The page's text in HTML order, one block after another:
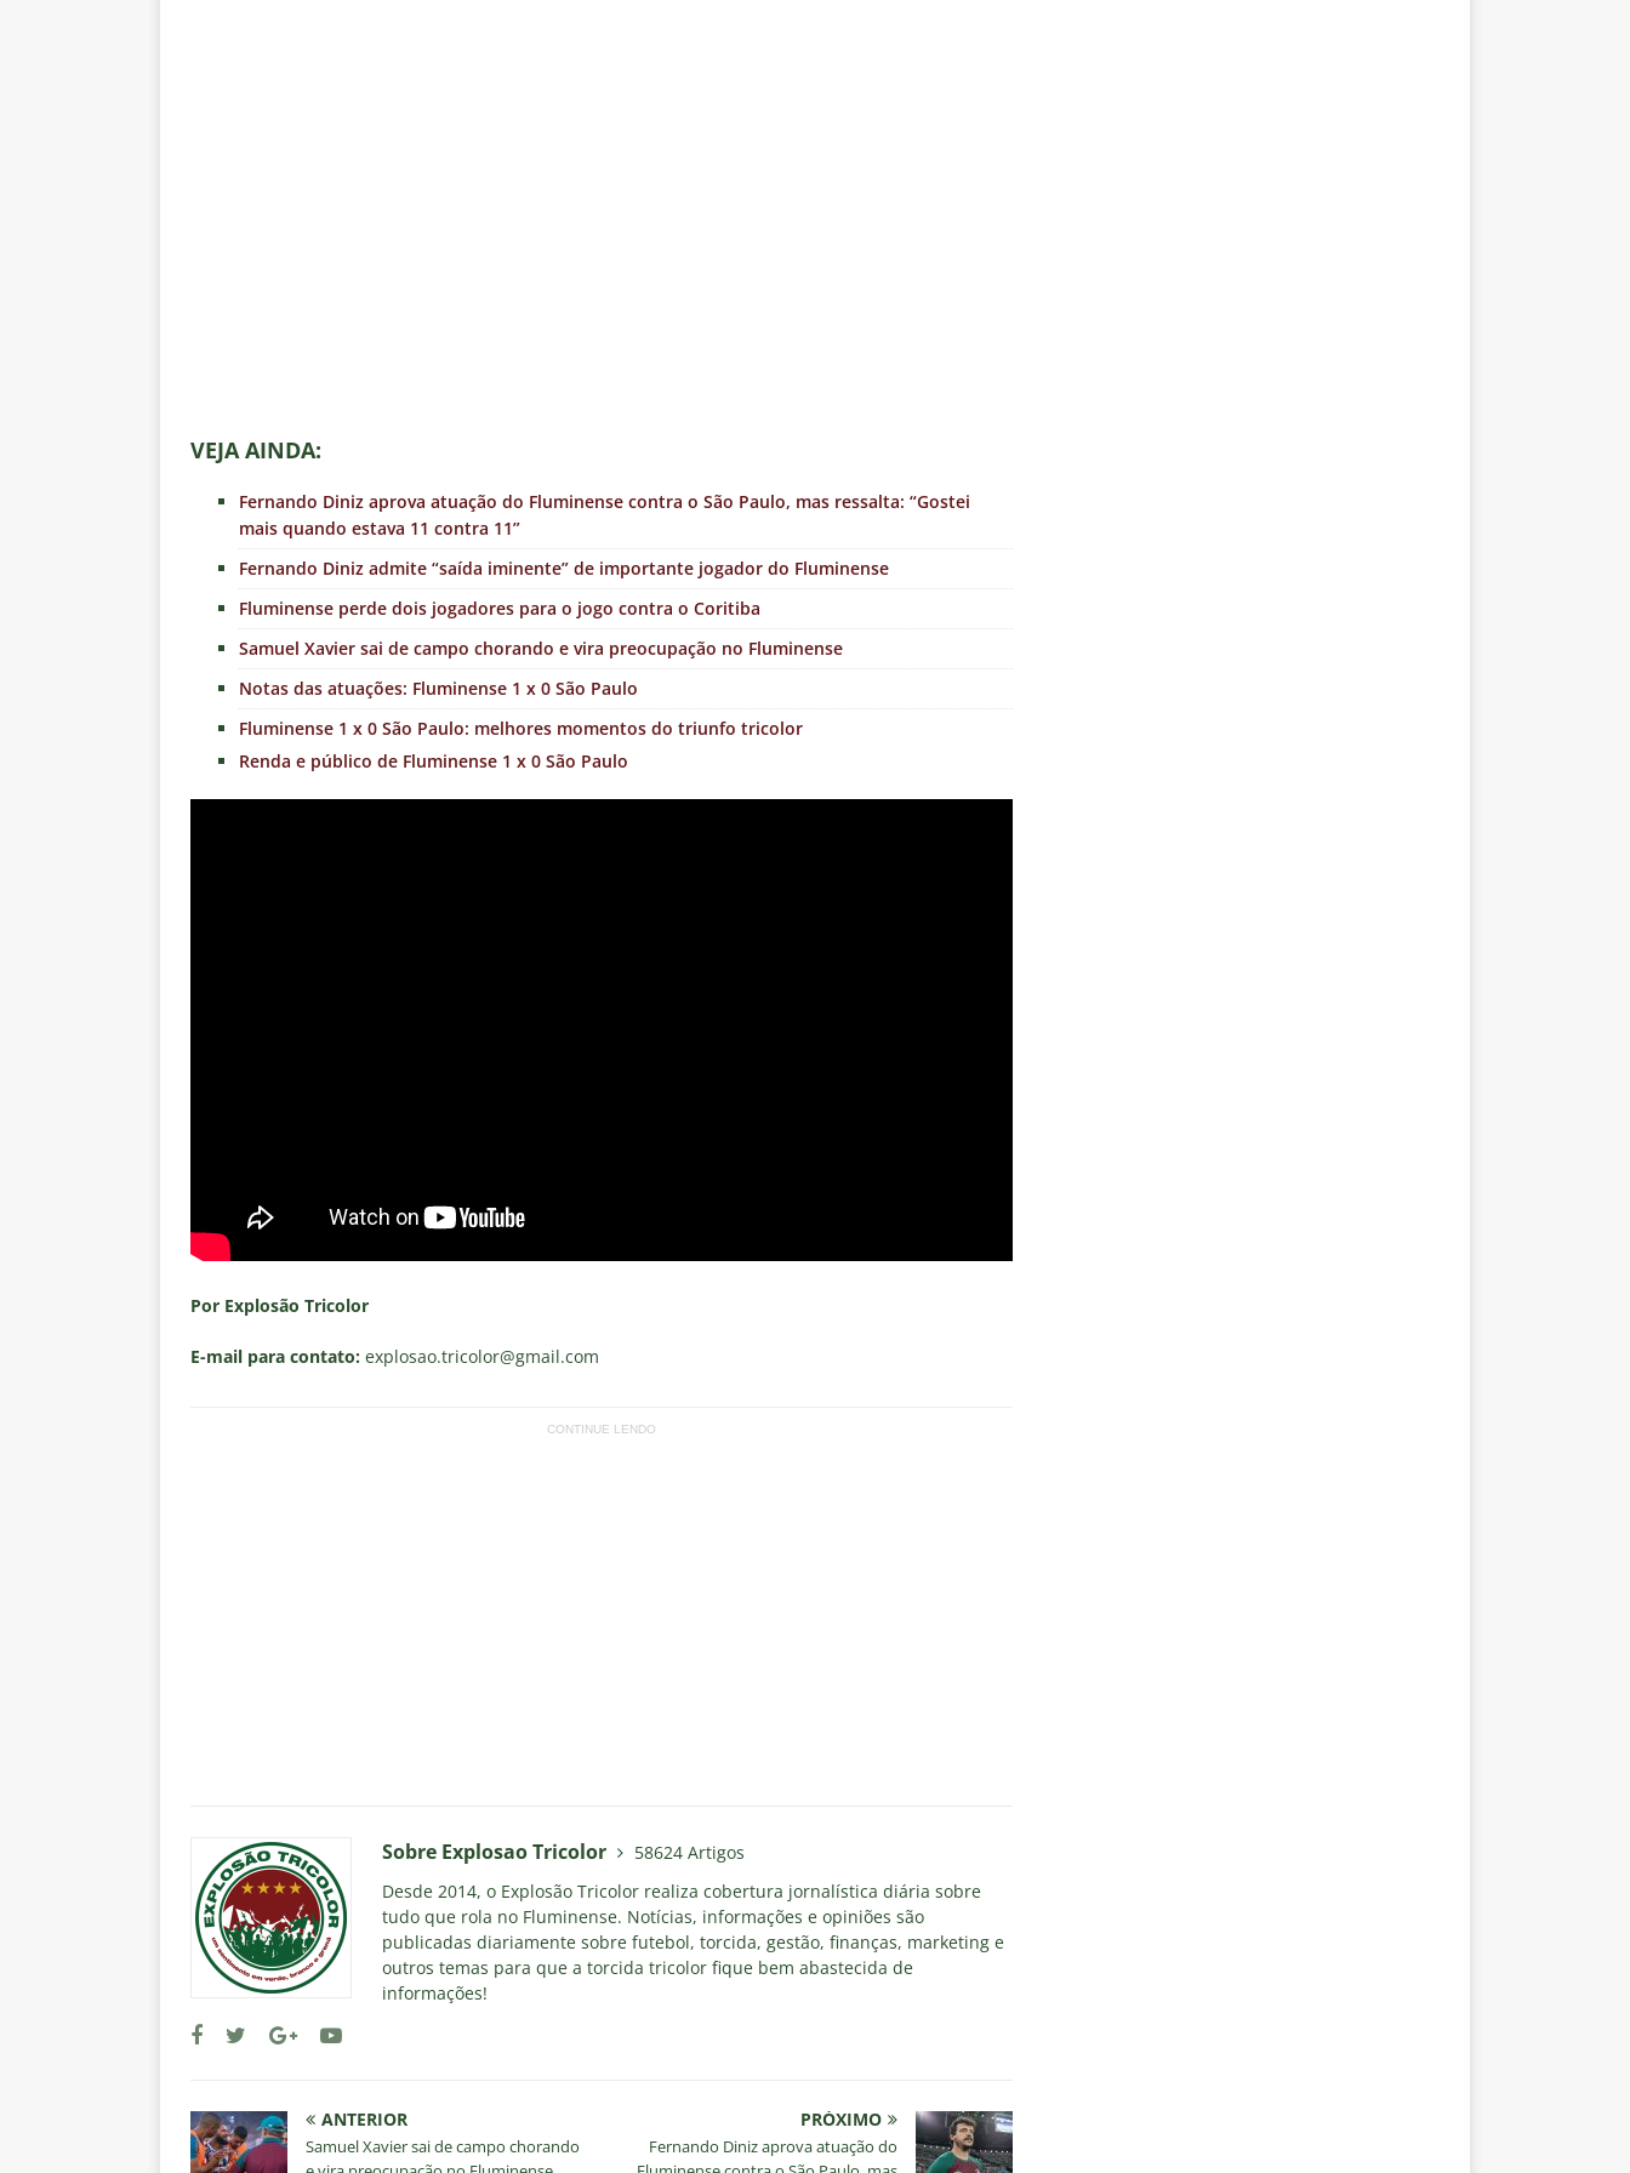
VEJA AINDA:
Fernando Diniz aprova atuação do Fluminense contra o São Paulo, mas ressalta: “Gostei
mais quando estava 11 contra 11”
Fernando Diniz admite “saída iminente” de importante jogador do Fluminense
Fluminense perde dois jogadores para o jogo contra o Coritiba
Samuel Xavier sai de campo chorando e vira preocupação no Fluminense
Notas das atuações: Fluminense 1 x 0 São Paulo
Fluminense 1 x 0 São Paulo: melhores momentos do triunfo tricolor
Renda e público de Fluminense 1 x 0 São Paulo
Por Explosão Tricolor
E-mail para contato: explosao.tricolor@gmail.com
CONTINUE LENDO
Sobre Explosao Tricolor
58624 Artigos
Desde 2014, o Explosão Tricolor realiza cobertura jornalística diária sobre
tudo que rola no Fluminense. Notícias, informações e opiniões são
publicadas diariamente sobre futebol, torcida, gestão, finanças, marketing e
outros temas para que a torcida tricolor fique bem abastecida de
informações!
ANTERIOR
Samuel Xavier sai de campo chorando
PRÓXIMO
Fernando Diniz aprova atuação do